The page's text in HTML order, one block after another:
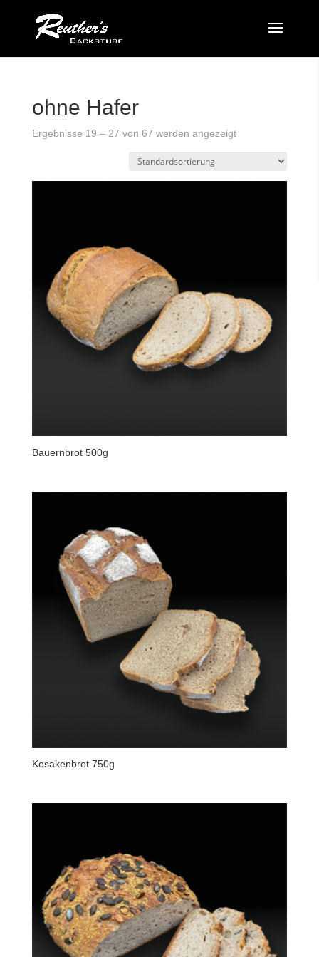
ohne Hafer
Ergebnisse 19 – 27 von 67 werden angezeigt
Bauernbrot 500g
Kosakenbrot 750g